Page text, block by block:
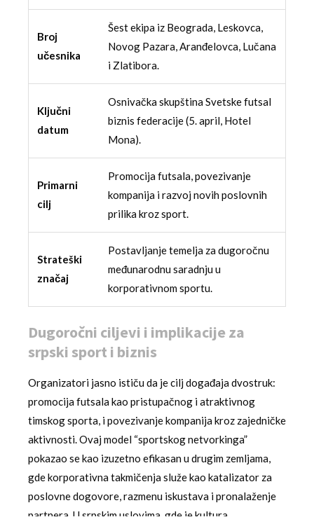
Broj
učesnika
Šest ekipa iz Beograda, Leskovca,
Novog Pazara, Aranđelovca, Lučana
i Zlatibora.
Ključni
datum
Osnivačka skupština Svetske futsal
biznis federacije (5. april, Hotel
Mona).
Primarni
cilj
Promocija futsala, povezivanje
kompanija i razvoj novih poslovnih
prilika kroz sport.
Strateški
značaj
Postavljanje temelja za dugoročnu
međunarodnu saradnju u
korporativnom sportu.
Dugoročni ciljevi i implikacije za
srpski sport i biznis
Organizatori jasno ističu da je cilj događaja dvostruk:
promocija futsala kao pristupačnog i atraktivnog
timskog sporta, i povezivanje kompanija kroz zajedničke
aktivnosti. Ovaj model “sportskog netvorkinga”
pokazao se kao izuzetno efikasan u drugim zemljama,
gde korporativna takmičenja služe kao katalizator za
poslovne dogovore, razmenu iskustava i pronalaženje